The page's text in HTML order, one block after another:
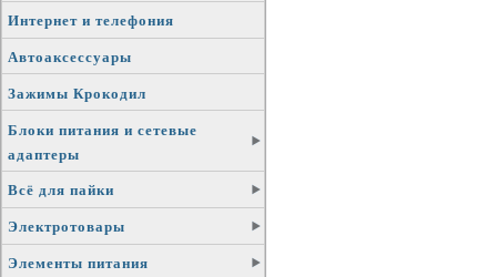
Интернет и телефония
Автоаксессуары
Зажимы Крокодил
Блоки питания и сетевые
адаптеры
Всё для пайки
Электротовары
Элементы питания